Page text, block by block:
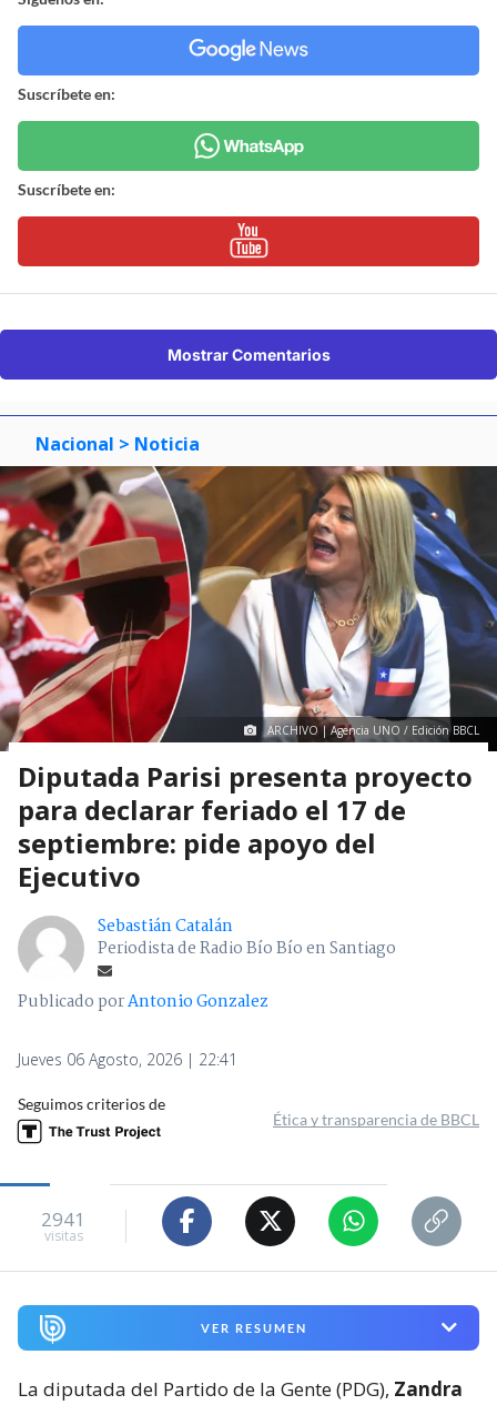
Suscríbete en:
Suscríbete en:
Mostrar Comentarios
Nacional > Noticia
ARCHIVO | Agencia UNO / Edición BBCL
Diputada Parisi presenta proyecto
para declarar feriado el 17 de
septiembre: pide apoyo del
Ejecutivo
Sebastián Catalán
Periodista de Radio Bío Bío en Santiago
Publicado porAntonio Gonzalez
Jueves 06 Agosto, 2026 | 22:41
Seguimos criterios de
Ética y transparencia de BBCL
2941
visitas
VER RESUMEN
La diputada del Partido de la Gente (PDG), Zandra